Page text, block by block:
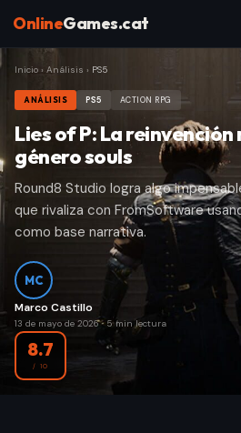
OnlineGames.cat
Inicio › Análisis › PS5
ANÁLISIS PS5 ACTION RPG
Lies of P: La
género souls
Round8 Studio logra algo
que rivaliza con FromSoftware
como base narrativa.
MC
Marco Castillo
13 de mayo de 2026· 5min lectura
8.7
/ 10